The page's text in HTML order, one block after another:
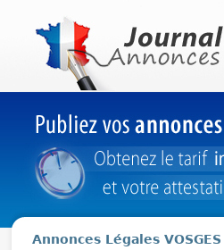
Annonces Légales VOSGES